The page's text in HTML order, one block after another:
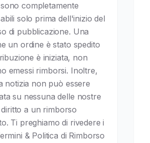
completamente
solo prima dell'inizio del
di pubblicazione. Una
un ordine è stato spedito
è iniziata, non
emessi rimborsi. Inoltre,
notizia non può essere
su nessuna delle nostre
a un rimborso
Ti preghiamo di rivedere i
& Politica di Rimborso